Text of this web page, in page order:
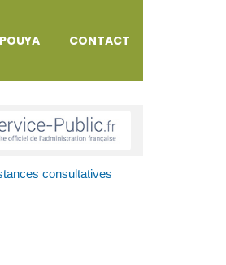
CONTACT
consultatives